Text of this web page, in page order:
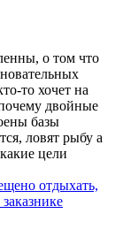
о том что
то хочет на
двойные
базы
ловят рыбу а
цели
отдыхать,